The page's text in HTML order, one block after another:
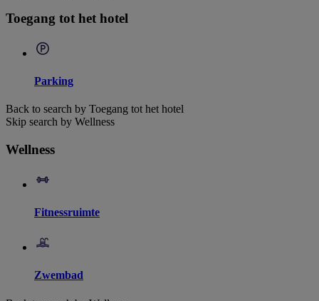
Toegang tot het hotel
Parking
Back to search by Toegang tot het hotel
Skip search by Wellness
Wellness
Fitnessruimte
Zwembad